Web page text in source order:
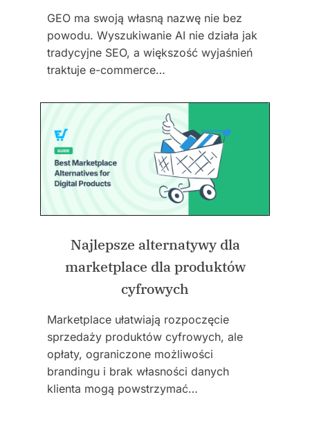
GEO ma swoją własną nazwę nie bez
powodu. Wyszukiwanie AI nie działa jak
tradycyjne SEO, a większość wyjaśnień
traktuje e-commerce…
Najlepsze alternatywy dla
marketplace dla produktów
cyfrowych
Marketplace ułatwiają rozpoczęcie
sprzedaży produktów cyfrowych, ale
opłaty, ograniczone możliwości
brandingu i brak własności danych
klienta mogą powstrzymać…